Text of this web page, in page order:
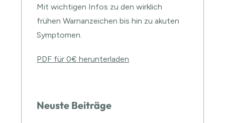
Mit wichtigen Infos zu den wirklich
frühen Warnanzeichen bis hin zu akuten
Symptomen.
PDF für 0€ herunterladen
Neuste Beiträge